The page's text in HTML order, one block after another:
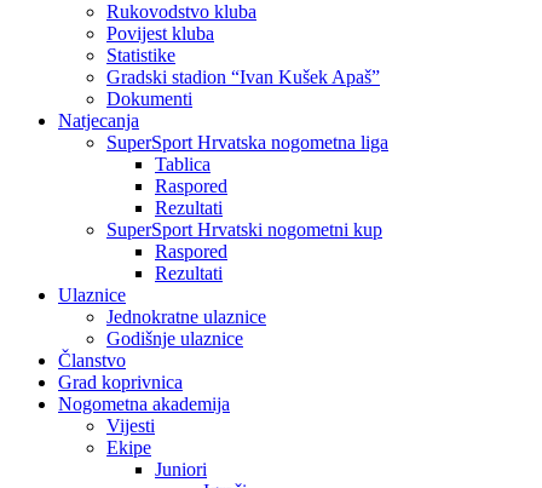
Rukovodstvo kluba
Povijest kluba
Statistike
Gradski stadion “Ivan Kušek Apaš”
Dokumenti
Natjecanja
SuperSport Hrvatska nogometna liga
Tablica
Raspored
Rezultati
SuperSport Hrvatski nogometni kup
Raspored
Rezultati
Ulaznice
Jednokratne ulaznice
Godišnje ulaznice
Članstvo
Grad koprivnica
Nogometna akademija
Vijesti
Ekipe
Juniori